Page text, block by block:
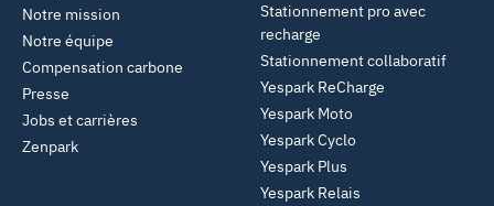
Notre mission
Notre équipe
Compensation carbone
Presse
Jobs et carrières
Zenpark
Stationnement pro avec
recharge
Stationnement collaboratif
Yespark ReCharge
Yespark Moto
Yespark Cyclo
Yespark Plus
Yespark Relais